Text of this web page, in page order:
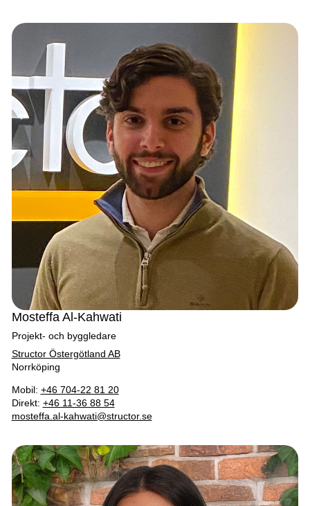
Mosteffa Al-Kahwati
Projekt- och byggledare
Structor Östergötland AB
Norrköping
Mobil: +46 704-22 81 20
Direkt: +46 11-36 88 54
mosteffa.al-kahwati@structor.se